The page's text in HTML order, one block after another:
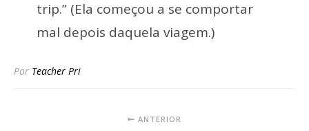
trip.” (Ela começou a se comportar
mal depois daquela viagem.)
Por Teacher Pri
ANTERIOR